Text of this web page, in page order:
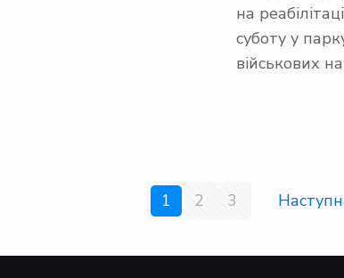
на
суботу у
військових на
1 2 3